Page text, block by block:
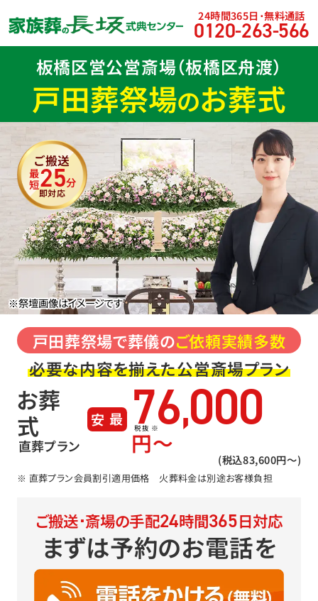
24時間365日･無料通話
0120-263-566
板橋区営公営斎場（板橋区舟渡）
戸田葬祭場のお葬式
※祭壇画像はイメージです
ご搬送
最短25分
即対応
戸田葬祭場で葬儀のご依頼実績多数
必要な内容を揃えた公営斎場プラン
お葬
式
直葬プラン
最安 76,000
円〜
税抜 ※
(税込83,600円〜)
※ 直葬プラン会員割引適用価格 火葬料金は別途お客様負担
ご搬送･斎場の手配24時間365日対応
まずは予約のお電話を